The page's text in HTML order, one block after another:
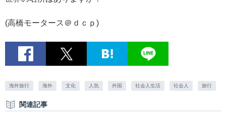
(高橋モータース＠ｄｃｐ)
海外旅行 海外 文化 人気 外国 社会人生活 社会人 旅行
関連記事